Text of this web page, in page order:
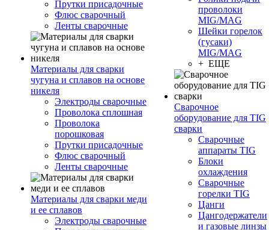
Прутки присадочные
Флюс сварочный
Ленты сварочные
Материалы для сварки
чугуна и сплавов на основе
никеля
Электроды сварочные
Проволока сплошная
Проволока
порошковая
Прутки присадочные
Флюс сварочный
Ленты сварочные
Материалы для сварки меди
и ее сплавов
Электроды сварочные
проволоки
MIG/MAG
Шейки горелок
(гусаки)
MIG/MAG
+ ЕЩЕ
Сварочное
оборудование для TIG
сварки
Сварочные
аппараты TIG
Блоки
охлаждения
Сварочные
горелки TIG
Цанги
Цангодержатели
и газовые линзы